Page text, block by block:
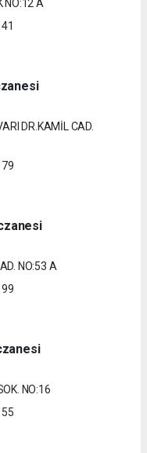
NO:12 A
DR.KAMİL CAD.
NO:53 A
NO:16